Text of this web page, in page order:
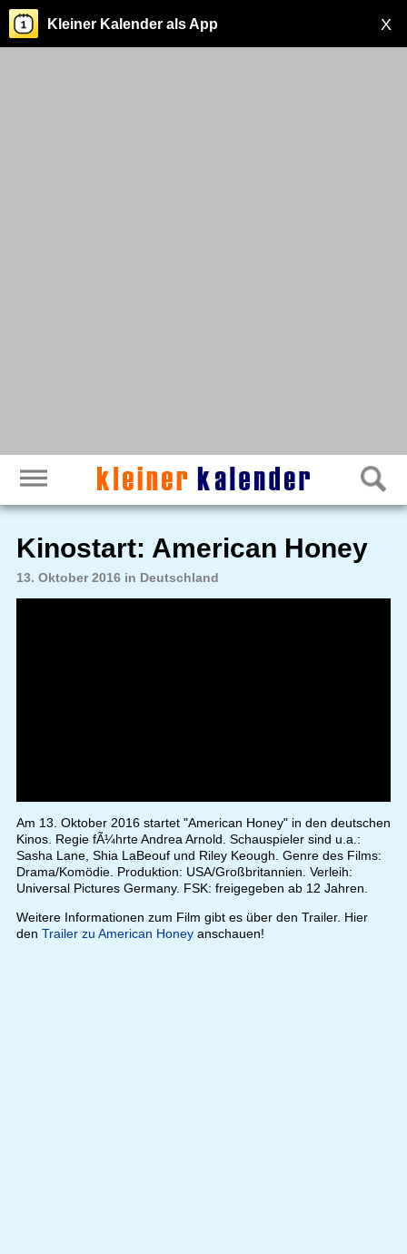
X
Kleiner Kalender als App
Kinostart: American Honey
13. Oktober 2016 in Deutschland
Am 13. Oktober 2016 startet "American Honey" in den deutschen
Kinos. Regie fÃ¼hrte Andrea Arnold. Schauspieler sind u.a.:
Sasha Lane, Shia LaBeouf und Riley Keough. Genre des Films:
Drama/Komödie. Produktion: USA/Großbritannien. Verleih:
Universal Pictures Germany. FSK: freigegeben ab 12 Jahren.
Weitere Informationen zum Film gibt es über den Trailer. Hier
den Trailer zu American Honeyanschauen!